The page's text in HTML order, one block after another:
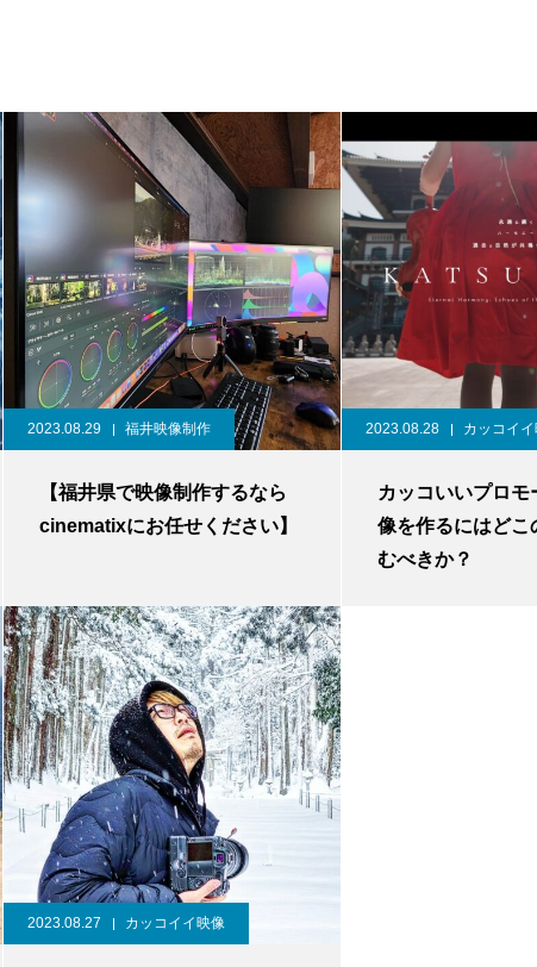
2023.08.29 福井映像制作
【福井県で映像制作するなら
cinematixにお任せください】
2023.08.28 カッコイ
カッコいいプロモ
像を作るにはどこ
むべきか？
2023.08.27 カッコイイ映像